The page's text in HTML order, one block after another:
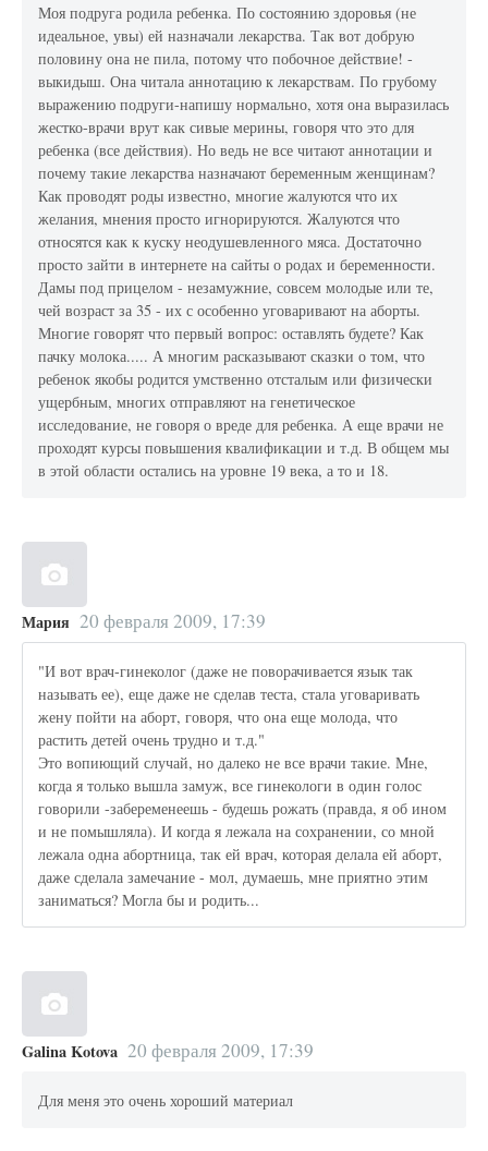
Моя подруга родила ребенка. По состоянию здоровья (не
идеальное, увы) ей назначали лекарства. Так вот добрую
половину она не пила, потому что побочное действие! -
выкидыш. Она читала аннотацию к лекарствам. По грубому
выражению подруги-напишу нормально, хотя она выразилась
жестко-врачи врут как сивые мерины, говоря что это для
ребенка (все действия). Но ведь не все читают аннотации и
почему такие лекарства назначают беременным женщинам?
Как проводят роды известно, многие жалуются что их
желания, мнения просто игнорируются. Жалуются что
относятся как к куску неодушевленного мяса. Достаточно
просто зайти в интернете на сайты о родах и беременности.
Дамы под прицелом - незамужние, совсем молодые или те,
чей возраст за 35 - их с особенно уговаривают на аборты.
Многие говорят что первый вопрос: оставлять будете? Как
пачку молока..... А многим расказывают сказки о том, что
ребенок якобы родится умственно отсталым или физически
ущербным, многих отправляют на генетическое
исследование, не говоря о вреде для ребенка. А еще врачи не
проходят курсы повышения квалификации и т.д. В общем мы
в этой области остались на уровне 19 века, а то и 18.
Мария 20 февраля 2009, 17:39
"И вот врач-гинеколог (даже не поворачивается язык так
называть ее), еще даже не сделав теста, стала уговаривать
жену пойти на аборт, говоря, что она еще молода, что
растить детей очень трудно и т.д."
Это вопиющий случай, но далеко не все врачи такие. Мне,
когда я только вышла замуж, все гинекологи в один голос
говорили -забеременеешь - будешь рожать (правда, я об ином
и не помышляла). И когда я лежала на сохранении, со мной
лежала одна абортница, так ей врач, которая делала ей аборт,
даже сделала замечание - мол, думаешь, мне приятно этим
заниматься? Могла бы и родить...
Galina Kotova 20 февраля 2009, 17:39
Для меня это очень хороший материал